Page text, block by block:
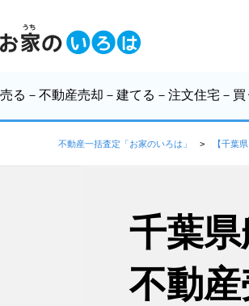
売る －不動産売却－ 建てる －注文住宅－ 買
不動産一括査定「お家のいろは」 【千葉県
千葉
不動